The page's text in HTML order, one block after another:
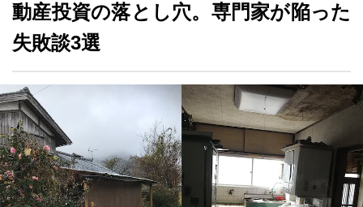
動産投資の落とし穴。専門家が陥った
失敗談3選